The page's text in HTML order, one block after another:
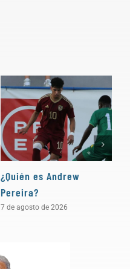
¿Quién es Andrew
Pereira?
7 de agosto de 2026